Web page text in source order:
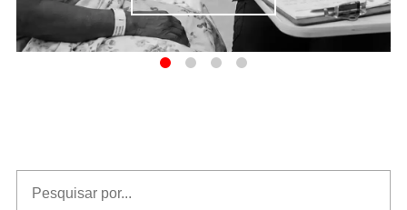
LISTAGEM DE POSTS